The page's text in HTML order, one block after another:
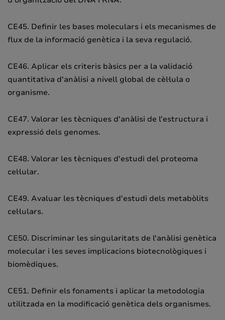
CE45. Definir les bases moleculars i els mecanismes de
flux de la informació genètica i la seva regulació.
CE46. Aplicar els criteris bàsics per a la validació
quantitativa d'anàlisi a nivell global de cèl·lula o
organisme.
CE47. Valorar les tècniques d'anàlisi de l'estructura i
expressió dels genomes.
CE48. Valorar les tècniques d'estudi del proteoma
cel·lular.
CE49. Avaluar les tècniques d'estudi dels metabòlits
cel·lulars.
CE50. Discriminar les singularitats de l'anàlisi genètica
molecular i les seves implicacions biotecnològiques i
biomèdiques.
CE51. Definir els fonaments i aplicar la metodologia
utilitzada en la modificació genètica dels organismes.